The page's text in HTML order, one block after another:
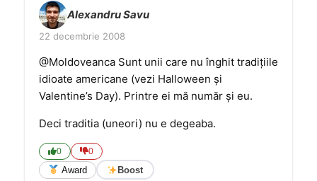
Alexandru Savu
22 decembrie 2008
@Moldoveanca Sunt unii care nu înghit tradițiile
idioate americane (vezi Halloween și
Valentine’s Day). Printre ei mă număr și eu.
Deci traditia (uneori) nu e degeaba.
0 0
Award Boost